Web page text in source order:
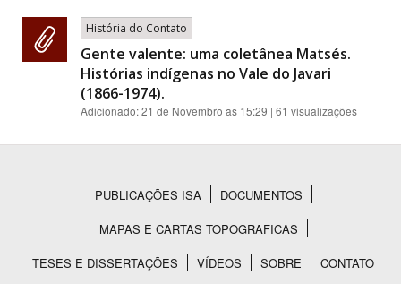
História do Contato
Gente valente: uma coletânea Matsés.
Histórias indígenas no Vale do Javari
(1866-1974).
Adicionado:21 de Novembro as 15:29 | 61 visualizações
Rodapé
PUBLICAÇÕES ISA
DOCUMENTOS
MAPAS E CARTAS TOPOGRAFICAS
TESES E DISSERTAÇÕES
VÍDEOS SOBRE CONTATO